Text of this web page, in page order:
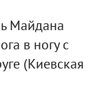
Майдана
в ногу с
(Киевская